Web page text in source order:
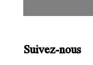
Suivez-nous